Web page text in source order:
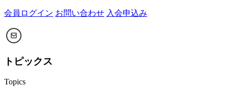
会員ログイン お問い合わせ 入会申込み
トピックス
Topics